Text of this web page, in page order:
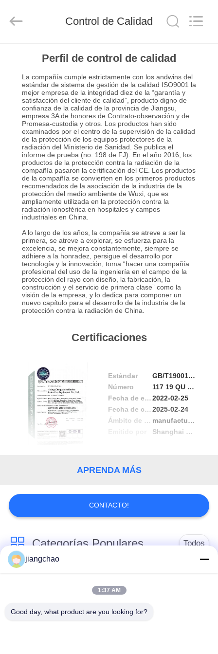
HOGAR
PRODUCTOS
SOBRE
NOSOTROS
VIAJE
FÁBRICA
CONTROL
CALIDAD
ÉNTRENOS
CONTACTO
NOTICIAS
CASOS
PRIVACY
POLICY
Protection
Equipment
Control de Calidad
Perfil de control de calidad
La compañía cumple estrictamente con los andwins del
estándar de sistema de gestión de la calidad ISO9001 la
mejor empresa de la integridad diez de la “garantía y
satisfacción del cliente de calidad”, producto digno de
confianza de la calidad de la provincia de Jiangsu,
empresa 3A de honores de Contrato-observación y de
Promesa-custodia y otros. Los productos han sido
examinados por el centro de la supervisión de la calidad
de la protección de los equipos protectores de la
radiación del Ministerio de Sanidad. Se publica el
informe de prueba (no. 198 de FJ). En el año 2016, los
productos de la protección contra la radiación de la
compañía pasaron la certificación del CE. Los productos
de la compañía se convierten en los primeros productos
recomendados de la asociación de la industria de la
protección del medio ambiente de Wuxi, que es
ampliamente utilizada en la protección contra la
radiación ionosférica en hospitales y campos
industriales en China.
A lo largo de los años, la compañía se atreve a ser la
primera, se atreve a explorar, se esfuerza para la
excelencia, se mejora constantemente, siempre se
adhiere a la honradez, persigue el desarrollo por
tecnología y la innovación, toma “hacer una compañía
profesional del uso de la ingeniería en el campo de la
protección del rayo con diseño, la fabricación, la
construcción y el servicio de primera clase” como la
visión de la empresa, y lo dedica para componer un
nuevo capítulo para el desarrollo de la industria de la
protección contra la radiación de China.
Certificaciones
Estándar
GB/T19001-2016/ISO9001:2015
Número
117 19 QU 0305-01 ROS
Fecha de emisión2022-02-25
Fecha de caducidad2025-02-24
Ámbito de aplicación / Cocina
manufacture and sales service of x-ray,γ-ray protection
Shanghai Yinger Certification Co., Ltd
APRENDA MÁS
CONTACTO!
Categorías Populares Todos
ladrillos
Puerta de la
jiangchao
1:37 AM
Good day, what product are you looking for?